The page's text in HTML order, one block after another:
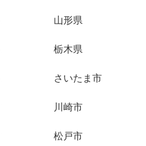
山形県
栃木県
さいたま市
川崎市
松戸市